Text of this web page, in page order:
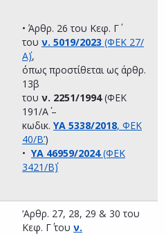
• Άρθρ. 26 του Κεφ. Γ΄
του ν. 5019/2023 (ΦΕΚ 27/
Α΄),
όπως προστίθεται ως άρθρ.
13β
του ν. 2251/1994(ΦΕΚ
191/Α΄ –
κωδικ. ΥΑ 5338/2018, ΦΕΚ
40/Β’)
• ΥΑ 46959/2024(ΦΕΚ
3421/Β΄)
‘Αρθρ. 27, 28, 29 & 30 του
Κεφ. Γ΄ του ν.